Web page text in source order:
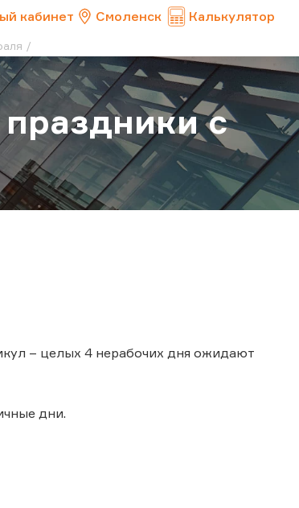
кабинет Смоленск Калькулятор
с
– целых 4 нерабочих дня ожидают
дни.